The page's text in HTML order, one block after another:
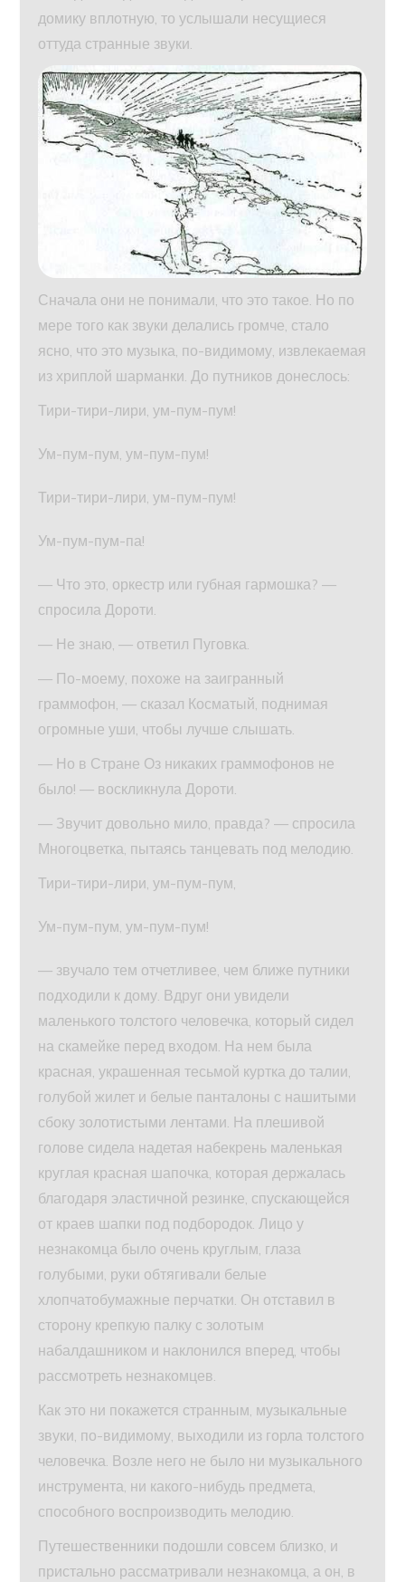
домику вплотную, то услышали несущиеся
оттуда странные звуки.
Сначала они не понимали, что это такое. Но по
мере того как звуки делались громче, стало
ясно, что это музыка, по-видимому, извлекаемая
из хриплой шарманки. До путников донеслось:
Тири-тири-лири, ум-пум-пум!
Ум-пум-пум, ум-пум-пум!
Тири-тири-лири, ум-пум-пум!
Ум-пум-пум-па!
— Что это, оркестр или губная гармошка? —
спросила Дороти.
— Не знаю, — ответил Пуговка.
— По-моему, похоже на заигранный
граммофон, — сказал Косматый, поднимая
огромные уши, чтобы лучше слышать.
— Но в Стране Оз никаких граммофонов не
было! — воскликнула Дороти.
— Звучит довольно мило, правда? — спросила
Многоцветка, пытаясь танцевать под мелодию.
Тири-тири-лири, ум-пум-пум,
Ум-пум-пум, ум-пум-пум!
— звучало тем отчетливее, чем ближе путники
подходили к дому. Вдруг они увидели
маленького толстого человечка, который сидел
на скамейке перед входом. На нем была
красная, украшенная тесьмой куртка до талии,
голубой жилет и белые панталоны с нашитыми
сбоку золотистыми лентами. На плешивой
голове сидела надетая набекрень маленькая
круглая красная шапочка, которая держалась
благодаря эластичной резинке, спускающейся
от краев шапки под подбородок. Лицо у
незнакомца было очень круглым, глаза
голубыми, руки обтягивали белые
хлопчатобумажные перчатки. Он отставил в
сторону крепкую палку с золотым
набалдашником и наклонился вперед, чтобы
рассмотреть незнакомцев.
Как это ни покажется странным, музыкальные
звуки, по-видимому, выходили из горла толстого
человечка. Возле него не было ни музыкального
инструмента, ни какого-нибудь предмета,
способного воспроизводить мелодию.
Путешественники подошли совсем близко, и
пристально рассматривали незнакомца, а он, в